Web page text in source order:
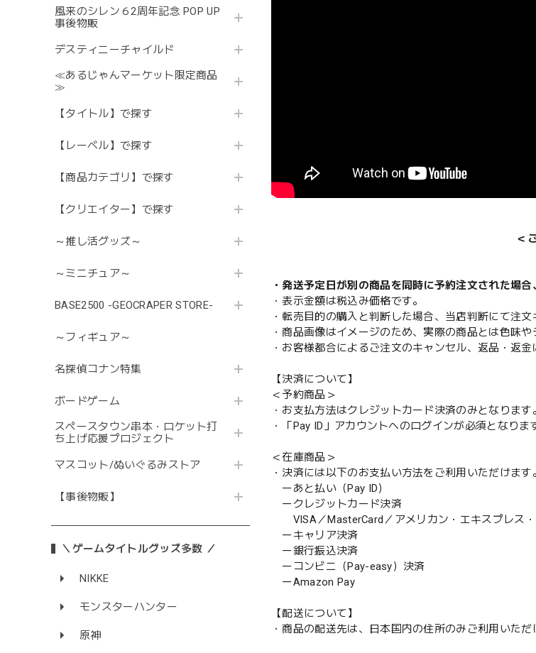
風来のシレン６2周年記念 POP UP
事後物販
デスティニーチャイルド
≪あるじゃんマーケット限定商品
≫
【タイトル】で探す
【レーベル】で探す
【商品カテゴリ】で探す
【クリエイター】で探す
～推し活グッズ～
～ミニチュア～
BASE2500 -GEOCRAPER STORE-
～フィギュア～
名探偵コナン特集
ボードゲーム
スペースタウン串本・ロケット打
ち上げ応援プロジェクト
マスコット/ぬいぐるみストア
【事後物販】
＼ゲームタイトルグッズ多数 ／
NIKKE
モンスターハンター
原神
＜
・発送予定日が別の商品を同時に予約注文された場
・表示金額は税込み価格です。
・転売目的の購入と判断した場合、当店判断にて注文
・商品画像はイメージのため、実際の商品とは色味
・お客様都合によるご注文のキャンセル、返品・返金
【決済について】
＜予約商品＞
・お支払方法はクレジットカード決済のみとなります。
・「Pay ID」アカウントへのログインが必須となりま
＜在庫商品＞
・決済には以下のお支払い方法をご利用いただけます
ーあと払い（Pay ID）
ークレジットカード決済
VISA／MasterCard／アメリカン・エキスプレス・
ーキャリア決済
ー銀行振込決済
ーコンビニ（Pay-easy）決済
ーAmazon Pay
【配送について】
・商品の配送先は、日本国内の住所のみご利用いただ